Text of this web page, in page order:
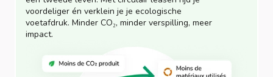
voordeliger én verklein je je ecologische
voetafdruk. Minder CO₂, minder verspilling, meer
impact.